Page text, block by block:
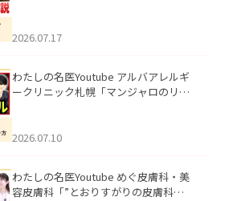
した。
2026.07.17
わたしの名医Youtube アルバアレルギ
ークリニック札幌「マンジャロのリア
た。
2026.07.10
わたしの名医Youtube めぐ皮膚科・美
容皮膚科「”とおりすがりの皮膚科